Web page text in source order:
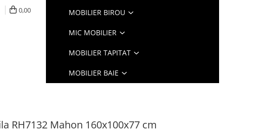
0,00 MOBILIER BIROU
MIC MOBILIER
MOBILIER TAPITAT
MOBILIER BAIE
RH7132 Mahon 160x100x77 cm